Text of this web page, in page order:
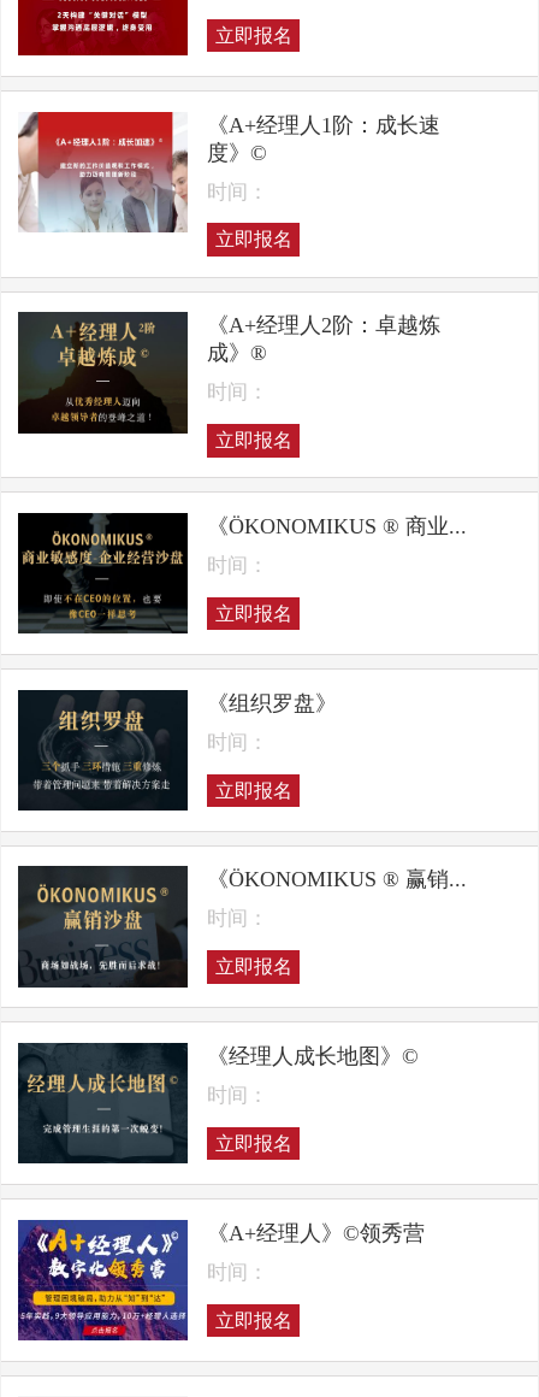
立即报名
《A+经理人1阶：成长速
度》©
时间：
立即报名
《A+经理人2阶：卓越炼
成》®
时间：
立即报名
《ÖKONOMIKUS ® 商业...
时间：
立即报名
《组织罗盘》
时间：
立即报名
《ÖKONOMIKUS ® 赢销...
时间：
立即报名
《经理人成长地图》©
时间：
立即报名
《A+经理人》©领秀营
时间：
立即报名